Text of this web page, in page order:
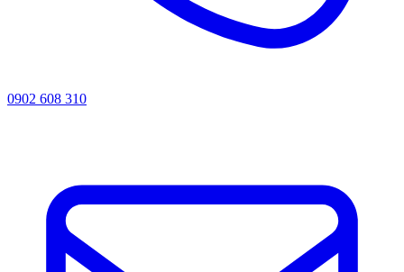
0902 608 310